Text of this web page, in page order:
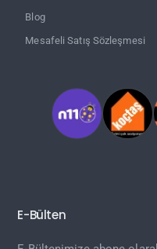
Blog
Mesafeli Satış Sözleşmesi
E-Bülten